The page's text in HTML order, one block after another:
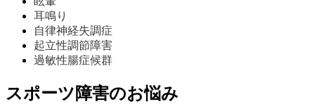
耳鳴り
自律神経失調症
起立性調節障害
過敏性腸症候群
スポーツ障害のお悩み